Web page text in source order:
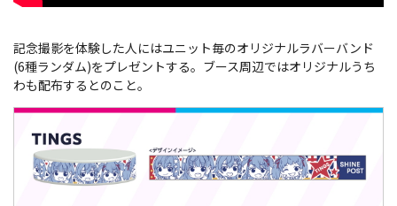
記念撮影を体験した人にはユニット毎のオリジナルラバーバンド
(6種ランダム)をプレゼントする。ブース周辺ではオリジナルうち
わも配布するとのこと。